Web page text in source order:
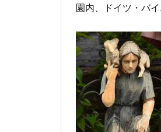
園内、ドイツ・バ